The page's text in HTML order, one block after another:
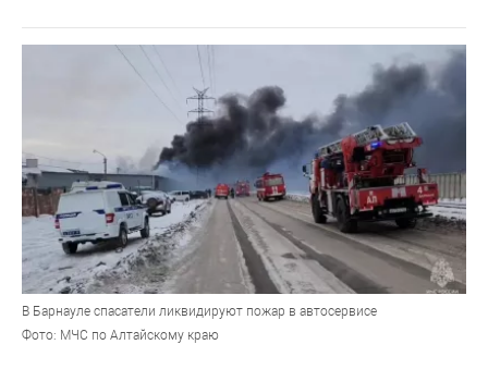
В Барнауле спасатели ликвидируют пожар в автосервисе
Фото: МЧС по Алтайскому краю